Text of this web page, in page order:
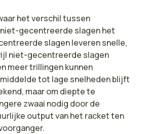
het verschil tussen
gecentreerde slagen het
slagen leveren snelle,
niet-gecentreerde slagen
meer trillingen kunnen
tot lage snelheden blijft
maar om diepte te
zwaai nodig door de
output van het racket ten